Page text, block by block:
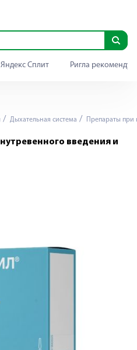
Яндекс Сплит Ригла
Дыхательная система Препараты при
введения и